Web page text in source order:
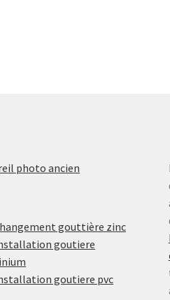
photo ancien
gouttière zinc
goutiere
goutiere pvc